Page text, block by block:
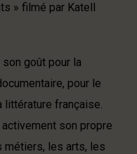
» filmé par Katell
son goût pour la
pour le
littérature française.
son propre
métiers, les arts, les